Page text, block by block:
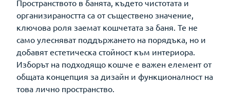
Пространството в банята, където чистотата и
организираността са от съществено значение,
ключова роля заемат кошчетата за баня. Те не
само улесняват поддържането на порядъка, но и
добавят естетическа стойност към интериора.
Изборът на подходящо кошче е важен елемент от
общата концепция за дизайн и функционалност на
това лично пространство.